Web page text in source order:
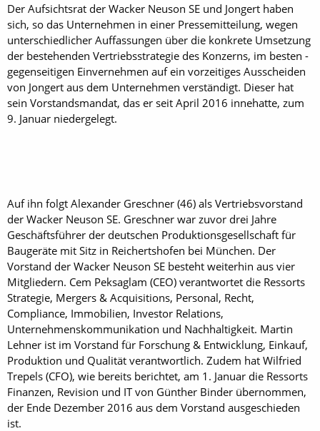
Der Aufsichtsrat der Wacker Neuson SE und Jongert haben
sich, so das Unternehmen in einer Pressemitteilung, wegen
unterschiedlicher Auffassungen über die konkrete Umsetzung
der bestehenden Vertriebsstrategie des Konzerns, im besten ­
gegenseitigen Einvernehmen auf ein vorzeitiges Ausscheiden
von Jongert aus dem Unternehmen verständigt. Dieser hat
sein Vorstandsmandat, das er seit April 2016 innehatte, zum
9. Januar niedergelegt.
Auf ihn folgt Alexander Greschner (46) als Vertriebsvorstand
der Wacker Neuson SE. Greschner war zuvor drei Jahre
Geschäftsführer der deutschen Produktionsgesellschaft für
Baugeräte mit Sitz in Reichertshofen bei München. Der
Vorstand der Wacker Neuson SE besteht weiterhin aus vier
Mitgliedern. Cem Peksaglam (CEO) verantwortet die Ressorts
Strategie, Mergers & Acquisitions, Personal, Recht,
Compliance, Immobilien, Investor ­Relations,
Unternehmenskommunikation und Nachhaltigkeit. Martin
Lehner ist im Vorstand für Forschung & Entwicklung, Einkauf,
Produktion und Qualität verantwortlich. Zudem hat Wilfried
Trepels (CFO), wie bereits berichtet, am 1. Januar die Ressorts
Finanzen, Revision und IT von Günther Binder übernommen,
der Ende Dezember 2016 aus dem Vorstand ausgeschieden
ist.